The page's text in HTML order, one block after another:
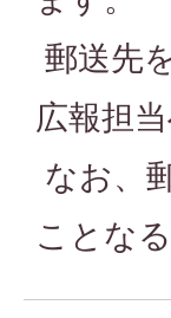
郵送先
広報担
なお、
ことな